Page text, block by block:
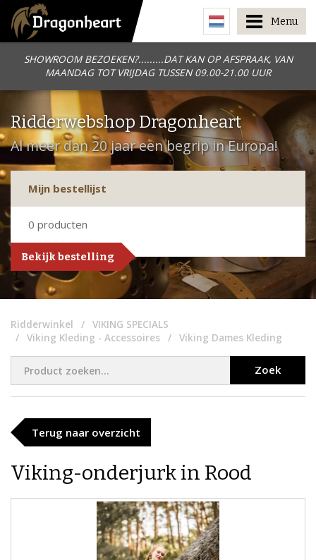
SHOWROOM BEZOEKEN?.........DAT KAN OP AFSPRAAK, VAN
MAANDAG TOT VRIJDAG TUSSEN 09.00-21.00 UUR
Menu
Ridderwebshop Dragonheart
Al meer dan 20 jaar een begrip in Europa!
Mijn bestellijst
0 producten
Bekijk bestelling
Ridderwinkel
VIKING SPECIALS
Viking Kleding - Accessoires
Viking Dames Kleding
Zoek
Terug naar overzicht
Viking-onderjurk in Rood